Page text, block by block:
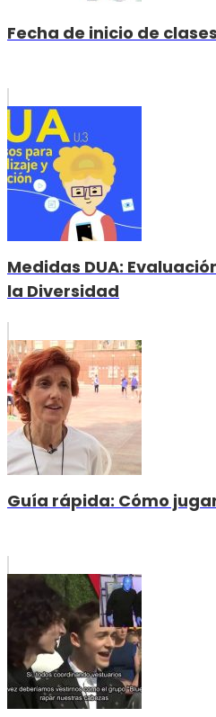
Fecha de inicio de
Medidas DUA:
la Diversidad
Guía rápida: Cómo